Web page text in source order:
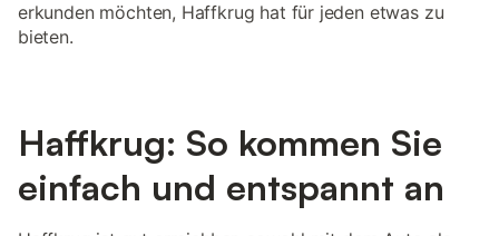
erkunden möchten, Haffkrug hat für jeden etwas zu
bieten.
Haffkrug: So kommen Sie
einfach und entspannt an